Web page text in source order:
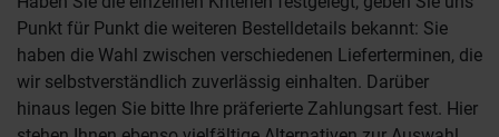
Punkt für Punkt die weiteren Bestelldetails bekannt: Sie
haben die Wahl zwischen verschiedenen Lieferterminen, die
wir selbstverständlich zuverlässig einhalten. Darüber
hinaus legen Sie bitte Ihre präferierte Zahlungsart fest. Hier